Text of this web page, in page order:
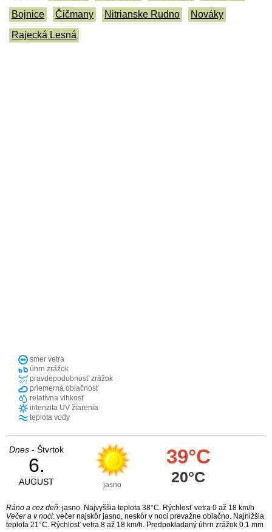
Bojnice
Čičmany Nitrianske Rudno
Nováky
Rajecká Lesná
smer vetra
úhrn zrážok
pravdepodobnosť zrážok
priemerná oblačnosť
relatívna vlhkosť
intenzita UV žiarenia
teplota vody
Dnes - Štvrtok
6.
AUGUST jasno
39°C
20°C
Ráno a cez deň: jasno. Najvyššia teplota 38°C. Rýchlosť vetra 0 až 18 km/h
Večer a v noci: večer najskôr jasno, neskôr v noci prevažne oblačno. Najnižšia
teplota 21°C. Rýchlosť vetra 8 až 18 km/h. Predpokladaný úhrn zrážok 0.1 mm